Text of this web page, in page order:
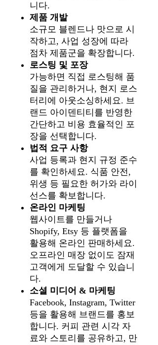
니다.
제품 개발
소규모 블렌드나 맛으로 시
작하고, 사업 성장에 따라
점차 제품군을 확장합니다.
로스팅 및 포장
가능하면 직접 로스팅해 품
질을 관리하거나, 현지 로스
터리에 아웃소싱하세요. 브
랜드 아이덴티티를 반영한
간단하고 비용 효율적인 포
장을 선택합니다.
법적 요구 사항
사업 등록과 현지 규정 준수
를 확인하세요. 식품 안전,
위생 등 필요한 허가와 라이
선스를 확보합니다.
온라인 마케팅
웹사이트를 만들거나
Shopify, Etsy 등 플랫폼을
활용해 온라인 판매하세요.
오프라인 매장 없이도 잠재
고객에게 도달할 수 있습니
다.
소셜 미디어 & 마케팅
Facebook, Instagram, Twitter
등을 활용해 브랜드를 홍보
합니다. 커피 관련 시각 자
료와 스토리를 공유하고, 만